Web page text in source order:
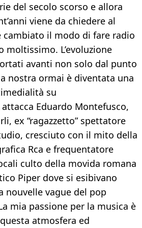
del secolo scorso e allora
viene da chiedere al
cambiato il modo di fare radio
moltissimo. L’evoluzione
avanti non solo dal punto
nostra ormai è diventata una
su
Eduardo Montefusco,
ex “ragazzetto” spettatore
cresciuto con il mito della
Rca e frequentatore
culto della movida romana
Piper dove si esibivano
vague del pop
mia passione per la musica è
atmosfera ed